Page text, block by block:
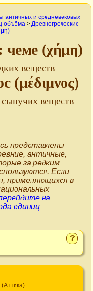
античных и средневековых
объёма > Древнегреческие
чеме (χήμη)
веществ
(μέδιμνος)
веществ
представлены
античные,
за редким
Если
применяющихся в
на
единиц
?